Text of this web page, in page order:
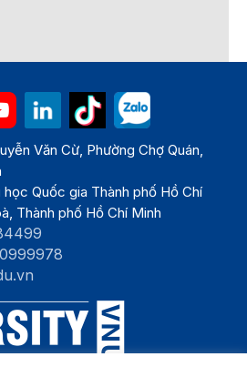
Văn Cừ, Phường Chợ Quán,
Quốc gia Thành phố Hồ Chí
Thành phố Hồ Chí Minh